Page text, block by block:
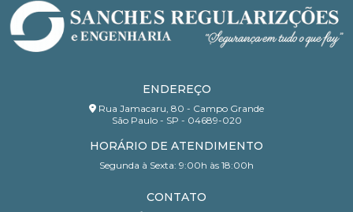
ENDEREÇO
Rua Jamacaru, 80 - Campo Grande
São Paulo - SP - 04689-020
HORÁRIO DE ATENDIMENTO
Segunda à Sexta: 9:00h às 18:00h
CONTATO